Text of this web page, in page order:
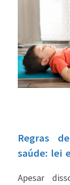
Regras
saúde: lei
Apesar